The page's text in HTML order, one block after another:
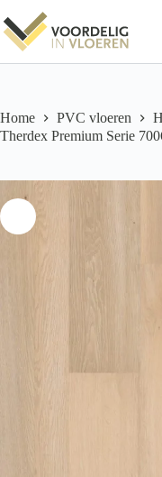
naar
de
inhoud
Home PVC vloeren
Therdex Premium Serie